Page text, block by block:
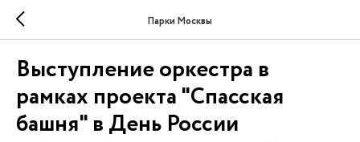
Парки Москвы
Выступление оркестра в
рамках проекта "Спасская
башня" в День России